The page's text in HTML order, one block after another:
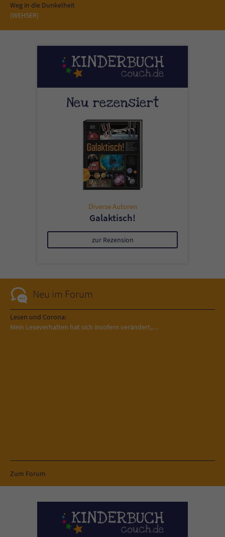
Weg in die Dunkelheit
(WEHSER)
Neu rezensiert
Diverse Autoren
Galaktisch!
zur Rezension
Neu im Forum
Lesen und Corona:
Mein Leseverhalten hat sich insofern verändert,…
Zum Forum